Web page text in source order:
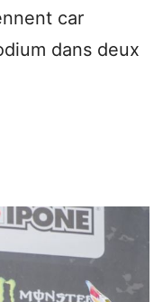
car
dans deux